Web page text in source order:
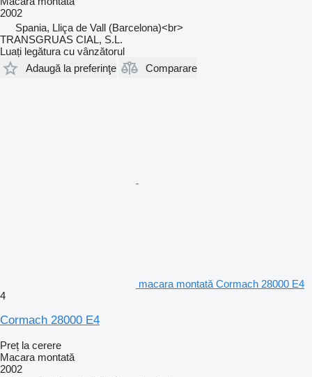
2002
Spania, Lliça de Vall (Barcelona)<br>
TRANSGRUAS CIAL, S.L.
Luați legătura cu vânzătorul
Adaugă la preferinţe
Comparare
macara montată Cormach 28000 E4
4
Cormach 28000 E4
Preț la cerere
Macara montată
2002